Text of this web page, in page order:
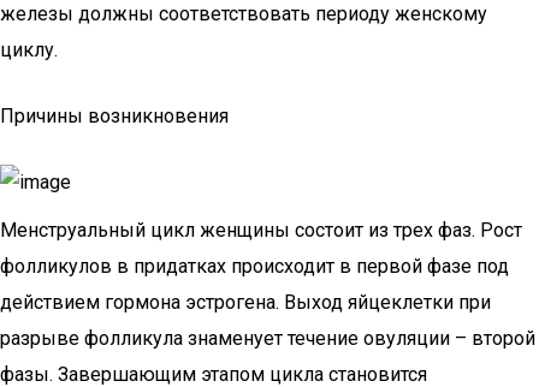
железы должны соответствовать периоду женскому
циклу.
Причины возникновения
Менструальный цикл женщины состоит из трех фаз. Рост
фолликулов в придатках происходит в первой фазе под
действием гормона эстрогена. Выход яйцеклетки при
разрыве фолликула знаменует течение овуляции – второй
фазы. Завершающим этапом цикла становится